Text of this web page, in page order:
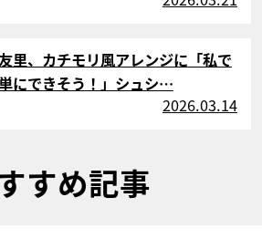
里、カチモリ風アレンジに「私で
にできそう！」シュシ…
2026.03.14
すめ記事